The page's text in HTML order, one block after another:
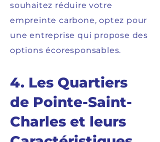
souhaitez réduire votre
empreinte carbone, optez pour
une entreprise qui propose des
options écoresponsables.
4. Les Quartiers
de Pointe-Saint-
Charles et leurs